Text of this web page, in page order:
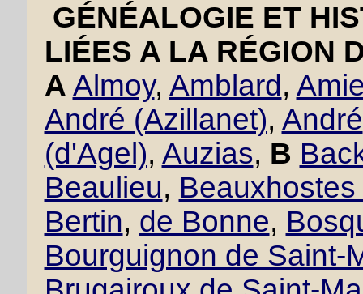
GÉNÉALOGIE ET
LIÉES A LA RÉGION
A Almoy, Amblard ,
André (Azillanet), André
(d'Agel), Auzias, B
Beaulieu,
Bertin, de Bonne,
Bourguignon de Saint-